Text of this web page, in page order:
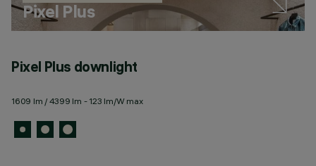
Pixel Plus
Pixel Plus downlight
1609 lm / 4399 lm - 123 lm/W max